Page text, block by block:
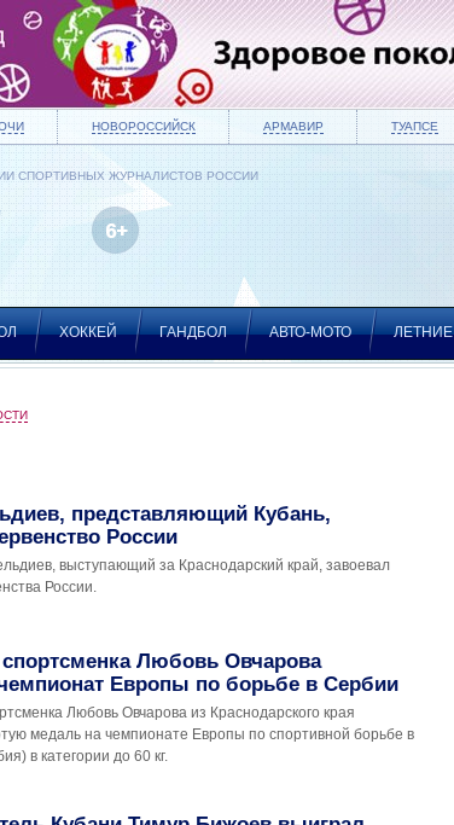
НОВОРОССИЙСК АРМАВИР ТУАПСЕ
СПОРТИВНЫХ ЖУРНАЛИСТОВ РОССИИ
ХОККЕЙ ГАНДБОЛ АВТО-МОТО ЛЕТНИЕ
представляющий Кубань,
России
выступающий за Краснодарский край, завоевал
России.
спортсменка Любовь Овчарова
Европы по борьбе в Сербии
Любовь Овчарова из Краснодарского края
медаль на чемпионате Европы по спортивной борьбе в
в категории до 60 кг.